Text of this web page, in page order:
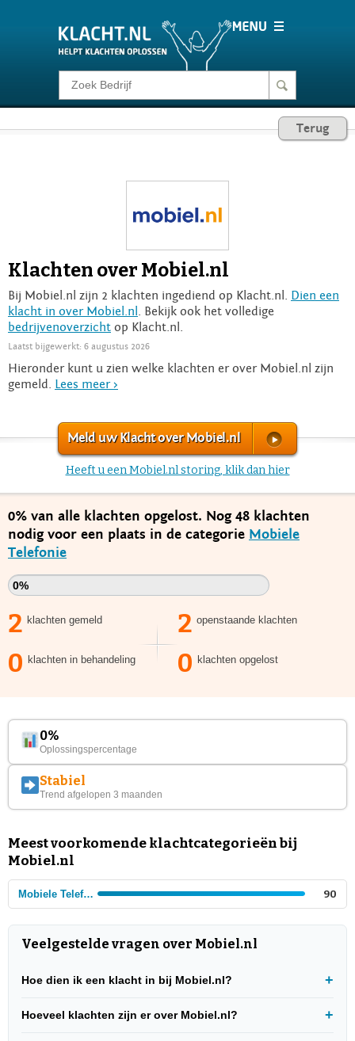
Klacht melden
Login
Terug
Klachten over Mobiel.nl
Bij Mobiel.nl zijn 2 klachten ingediend op Klacht.nl. Dien een
klacht in over Mobiel.nl
. Bekijk ook het volledige
bedrijvenoverzicht op Klacht.nl.
Laatst bijgewerkt: 6 augustus 2026
Hieronder kunt u zien welke klachten er over Mobiel.nl zijn
gemeld. Lees meer >
Meld uw Klacht over Mobiel.nl
Heeft u een Mobiel.nl storing, klik dan hier
0% van alle klachten opgelost. Nog 48 klachten
nodig voor een plaats in de categorie Mobiele
Telefonie
0%
2 klachten gemeld 2 openstaande klachten
0 klachten in behandeling 0 klachten opgelost
0%
Oplossingspercentage
Stabiel
Trend afgelopen 3 maanden
Meest voorkomende klachtcategorieën bij
Mobiel.nl
Mobiele Telefonie 90
Veelgestelde vragen over Mobiel.nl
Hoe dien ik een klacht in bij Mobiel.nl?
Hoeveel klachten zijn er over Mobiel.nl?